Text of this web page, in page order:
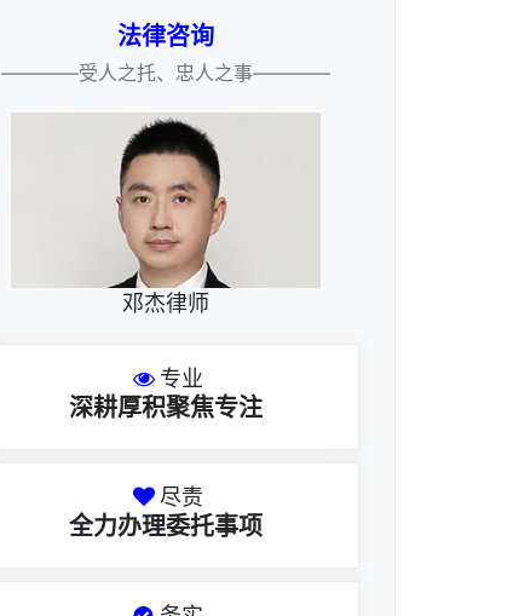
法律咨询
————受人之托、忠人之事————
邓杰律师
专业
深耕厚积聚焦专注
尽责
全力办理委托事项